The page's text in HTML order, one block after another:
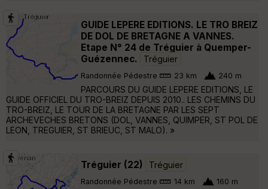
GUIDE LEPERE EDITIONS. LE TRO BREIZ
DE DOL DE BRETAGNE A VANNES.
Etape N° 24 de Tréguier à Quemper-
Guézennec.
Tréguier
Randonnée Pédestre 23 km 240 m
PARCOURS DU GUIDE LEPERE EDITIONS, LE
GUIDE OFFICIEL DU TRO-BREIZ DEPUIS 2010.. LES CHEMINS DU
TRO-BREIZ, LE TOUR DE LA BRETAGNE PAR LES SEPT
ARCHEVECHES BRETONS (DOL, VANNES, QUIMPER, ST POL DE
LEON, TREGUIER, ST BRIEUC, ST MALO). »
Tréguier (22) Tréguier
Randonnée Pédestre 14 km 160 m